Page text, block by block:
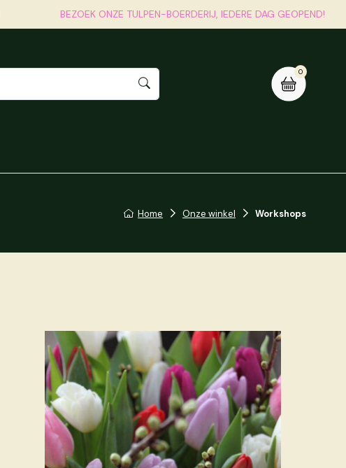
BEZOEK ONZE TULPEN-BOERDERIJ, IEDERE DAG GEOPEND!
0
Home Onze winkel Workshops